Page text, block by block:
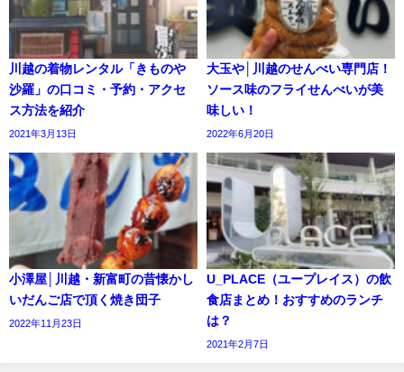
川越の着物レンタル「きものや
沙羅」の口コミ・予約・アクセ
ス方法を紹介
2021年3月13日
大玉や│川越のせんべい専門店！
ソース味のフライせんべいが美
味しい！
2022年6月20日
小澤屋│川越・新富町の昔懐かし
いだんご店で頂く焼き団子
2022年11月23日
U_PLACE（ユープレイス）の飲
食店まとめ！おすすめのランチ
は？
2021年2月7日